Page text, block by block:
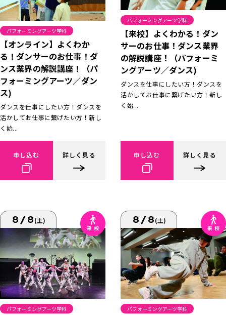
パフォーミングアーツ学科
【オンライン】よくわか
る！ダンサーのお仕事！ダ
ンス業界の解説講座！（パ
フォーミングアーツ／ダン
ス)
ダンスを仕事にしたい方！ダンスを
活かしてお仕事に繋げたい方！新し
く始...
申し込む 詳しく見る
パフォーミングアーツ学科
【来校】よくわかる！ダン
サーのお仕事！ダンス業界
の解説講座！（パフォーミ
ングアーツ／ダンス)
ダンスを仕事にしたい方！ダンスを
活かしてお仕事に繋げたい方！新し
く始...
申し込む 詳しく見る
8/8(土)
パフォーミングアーツ学科
8/8(土)
パフォーミングアーツ学科